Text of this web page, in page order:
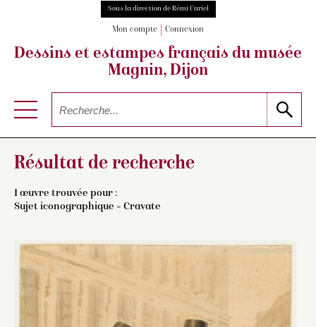
Sous la direction de Rémi Cariel
Mon compte Connexion
Dessins et estampes français du musée
Magnin, Dijon
Résultat de recherche
1 œuvre trouvée pour :
Sujet iconographique = Cravate